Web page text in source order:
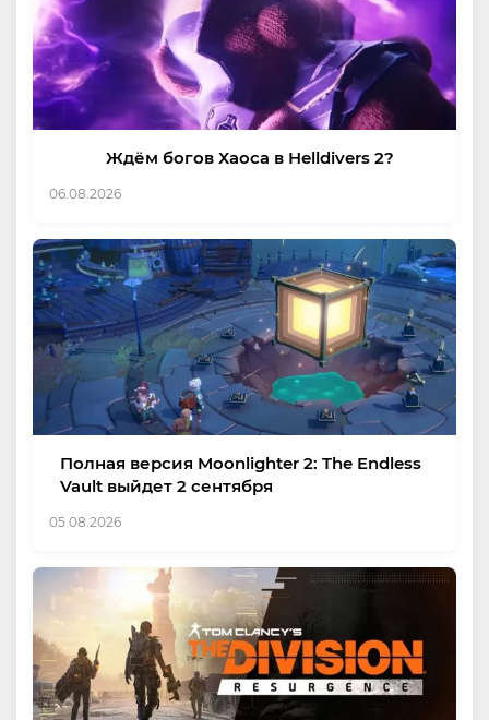
Ждём богов Хаоса в Helldivers 2?
06.08.2026
Полная версия Moonlighter 2: The Endless
Vault выйдет 2 сентября
05.08.2026